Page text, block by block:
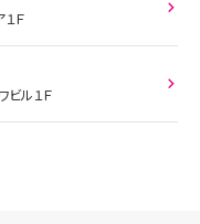
Ｆ
ル１Ｆ